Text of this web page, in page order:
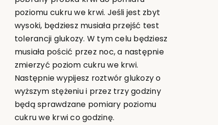
poziomu cukru we krwi. Jeśli jest zbyt
wysoki, będziesz musiała przejść test
tolerancji glukozy. W tym celu będziesz
musiała pościć przez noc, a następnie
zmierzyć poziom cukru we krwi.
Następnie wypijesz roztwór glukozy o
wyższym stężeniu i przez trzy godziny
będą sprawdzane pomiary poziomu
cukru we krwi co godzinę.